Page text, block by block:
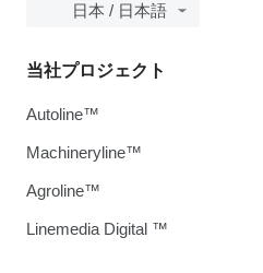
日本 / 日本語
当社プロジェクト
Autoline™
Machineryline™
Agroline™
Linemedia Digital ™